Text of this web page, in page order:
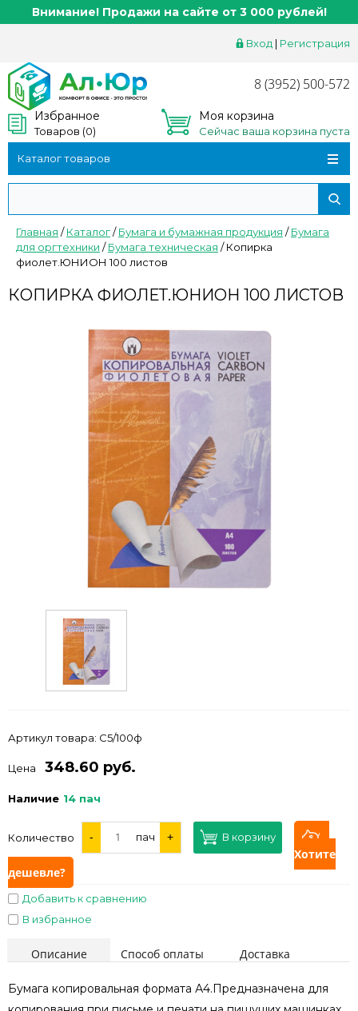
Внимание! Продажи на сайте от 3 000 рублей!
Вход | Регистрация
8 (3952) 500-572
Избранное
Товаров (0)
Моя корзина
Сейчас ваша корзина пуста
Каталог товаров
Главная /Каталог/Бумага и бумажная продукция /Бумага
для оргтехники /Бумага техническая /Копирка
фиолет.ЮНИОН 100 листов
КОПИРКА ФИОЛЕТ.ЮНИОН 100 ЛИСТОВ
Артикул товара: С5/100ф
Цена 348.60 руб.
Наличие 14 пач
Количество - пач + В корзину
Хотите
дешевле?
Добавить к сравнению
В избранное
Описание Способ оплаты Доставка
Бумага копировальная формата А4.Предназначена для